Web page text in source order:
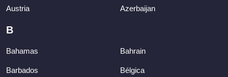
Austria Azerbaijan
B
Bahamas Bahrain
Barbados Bélgica